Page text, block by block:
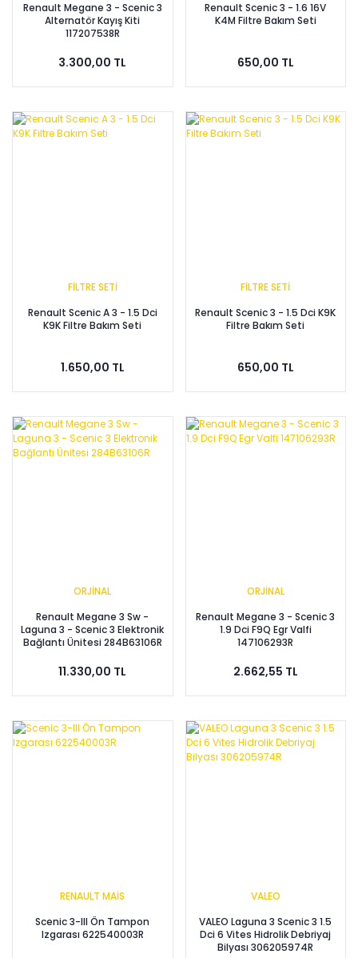
Renault Megane 3 - Scenic 3
Alternatör Kayış Kiti
117207538R
3.300,00 TL
Renault Scenic 3 - 1.6 16V
K4M Filtre Bakım Seti
650,00 TL
FİLTRE SETİ
Renault Scenic A 3 - 1.5 Dci
K9K Filtre Bakım Seti
1.650,00 TL
FİLTRE SETİ
Renault Scenic 3 - 1.5 Dci K9K
Filtre Bakım Seti
650,00 TL
ORJİNAL
Renault Megane 3 Sw -
Laguna 3 - Scenic 3 Elektronik
Bağlantı Ünitesi 284B63106R
11.330,00 TL
ORJİNAL
Renault Megane 3 - Scenic 3
1.9 Dci F9Q Egr Valfi
147106293R
2.662,55 TL
RENAULT MAİS
Scenic 3-III Ön Tampon
Izgarası 622540003R
VALEO
VALEO Laguna 3 Scenic 3 1.5
Dci 6 Vites Hidrolik Debriyaj
Bilyası 306205974R